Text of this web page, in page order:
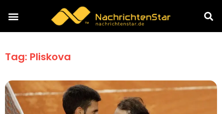
Tag: Pliskova